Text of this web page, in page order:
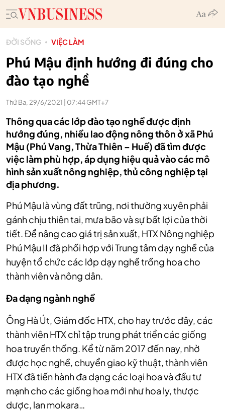
ĐỜI SỐNG VIỆC LÀM
Phú Mậu định hướng đi đúng cho
đào tạo nghề
Thứ Ba, 29/6/2021 | 07:44 GMT+7
Thông qua các lớp đào tạo nghề được định
hướng đúng, nhiều lao động nông thôn ở xã Phú
Mậu (Phú Vang, Thừa Thiên – Huế) đã tìm được
việc làm phù hợp, áp dụng hiệu quả vào các mô
hình sản xuất nông nghiệp, thủ công nghiệp tại
địa phương.
Phú Mậu là vùng đất trũng, nơi thường xuyên phải
gánh chịu thiên tai, mưa bão và sự bất lợi của thời
tiết. Để nâng cao giá trị sản xuất, HTX Nông nghiệp
Phú Mậu II đã phối hợp với Trung tâm dạy nghề của
huyện tổ chức các lớp dạy nghề trồng hoa cho
thành viên và nông dân.
Đa dạng ngành nghề
Ông Hà Út, Giám đốc HTX, cho hay trước đây, các
thành viên HTX chỉ tập trung phát triển các giống
hoa truyền thống. Kể từ năm 2017 đến nay, nhờ
được học nghề, chuyển giao kỹ thuật, thành viên
HTX đã tiến hành đa dạng các loại hoa và đầu tư
mạnh cho các giống hoa mới như hoa ly, thược
dược, lan mokara…